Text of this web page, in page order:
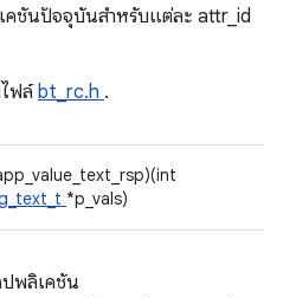
ชันปัจจุบันสำหรับแต่ละ attr_id
ฟล์bt_rc.h .
*p_vals)
พลิเคชัน